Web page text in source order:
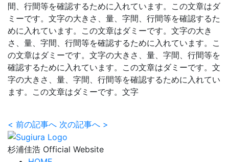
間、行間等を確認するために入れています。この文章はダ
ミーです。文字の大きさ、量、字間、行間等を確認するた
めに入れています。この文章はダミーです。文字の大き
さ、量、字間、行間等を確認するために入れています。こ
の文章はダミーです。文字の大きさ、量、字間、行間等を
確認するために入れています。この文章はダミーです。文
字の大きさ、量、字間、行間等を確認するために入れてい
ます。この文章はダミーです。文字
< 前の記事へ 次の記事へ >
杉浦佳浩 Official Website